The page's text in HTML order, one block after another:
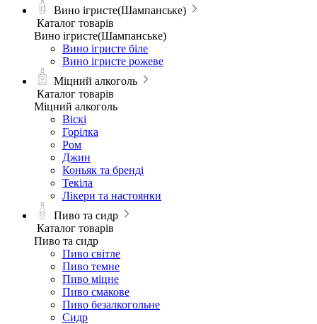
Вино ігристе(Шампанське)
Каталог товарів
Вино ігристе(Шампанське)
Вино ігристе біле
Вино ігристе рожеве
Міцний алкоголь
Каталог товарів
Міцний алкоголь
Віскі
Горілка
Ром
Джин
Коньяк та бренді
Текіла
Лікери та настоянки
Пиво та сидр
Каталог товарів
Пиво та сидр
Пиво світле
Пиво темне
Пиво міцне
Пиво смакове
Пиво безалкогольне
Сидр